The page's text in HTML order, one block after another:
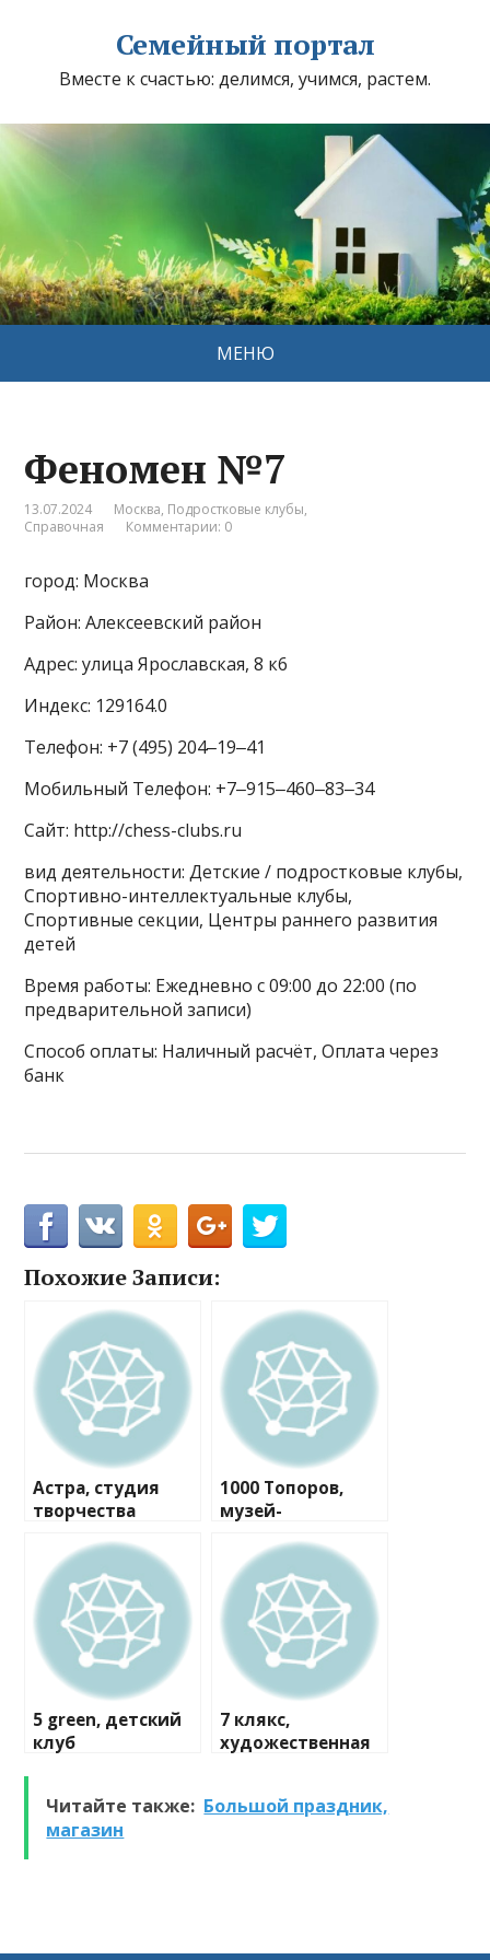
Семейный портал
Вместе к счастью: делимся, учимся, растем.
МЕНЮ
Феномен №7
13.07.2024 Москва, Подростковые клубы,
Справочная
Комментарии: 0
город: Москва
Район: Алексеевский район
Адрес: улица Ярославская, 8 к6
Индекс: 129164.0
Телефон: +7 (495) 204‒19‒41
Мобильный Телефон: +7‒915‒460‒83‒34
Сайт: http://chess-clubs.ru
вид деятельности: Детские / подростковые клубы,
Спортивно-интеллектуальные клубы,
Спортивные секции, Центры раннего развития
детей
Время работы: Ежедневно с 09:00 до 22:00 (по
предварительной записи)
Способ оплаты: Наличный расчёт, Оплата через
банк
Похожие Записи:
Астра, студия
творчества
1000 Топоров,
музей-
5 green, детский
клуб
7 клякс,
художественная
Читайте также: Большой праздник,
магазин